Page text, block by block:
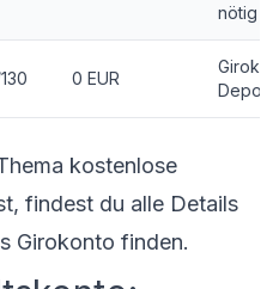
nötig
0 EUR
Depot
kostenlose
findest du alle Details
Girokonto finden.